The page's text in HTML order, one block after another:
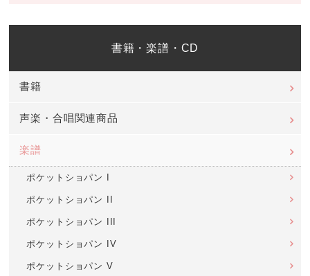
書籍・楽譜・CD
書籍
声楽・合唱関連商品
楽譜
ポケットショパン I
ポケットショパン II
ポケットショパン III
ポケットショパン IV
ポケットショパン V